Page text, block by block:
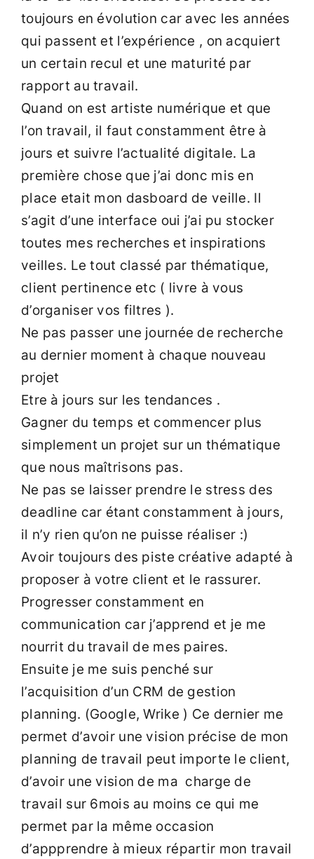
toujours en évolution car avec les années
qui passent et l’expérience , on acquiert
un certain recul et une maturité par
rapport au travail.
Quand on est artiste numérique et que
l’on travail, il faut constamment être à
jours et suivre l’actualité digitale. La
première chose que j’ai donc mis en
place etait mon dasboard de veille. Il
s’agit d’une interface oui j’ai pu stocker
toutes mes recherches et inspirations
veilles. Le tout classé par thématique,
client pertinence etc ( livre à vous
d’organiser vos filtres ).
Ne pas passer une journée de recherche
au dernier moment à chaque nouveau
projet
Etre à jours sur les tendances .
Gagner du temps et commencer plus
simplement un projet sur un thématique
que nous maîtrisons pas.
Ne pas se laisser prendre le stress des
deadline car étant constamment à jours,
il n’y rien qu’on ne puisse réaliser :)
Avoir toujours des piste créative adapté à
proposer à votre client et le rassurer.
Progresser constamment en
communication car j’apprend et je me
nourrit du travail de mes paires.
Ensuite je me suis penché sur
l’acquisition d’un CRM de gestion
planning. (Google, Wrike ) Ce dernier me
permet d’avoir une vision précise de mon
planning de travail peut importe le client,
d’avoir une vision de ma charge de
travail sur 6mois au moins ce qui me
permet par la même occasion
d’appprendre à mieux répartir mon travail